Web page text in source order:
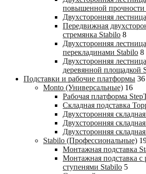
повышенной прочности
Двухсторонняя
Передвижная
стремянка Stabilo 8
Двухсторонняя
перекладинами Stabilo 8
Двухсторонняя
деревянной площадкой
Подставки и рабочие платформы 36
Monto (Универсальные) 16
Рабочая платформа
Складная подставка
Двухсторонняя
Двухсторонняя
Двухсторонняя
Stabilo (Профессиональные)
Монтажная подставка
Монтажная подставка с
ступенями Stabilo 5